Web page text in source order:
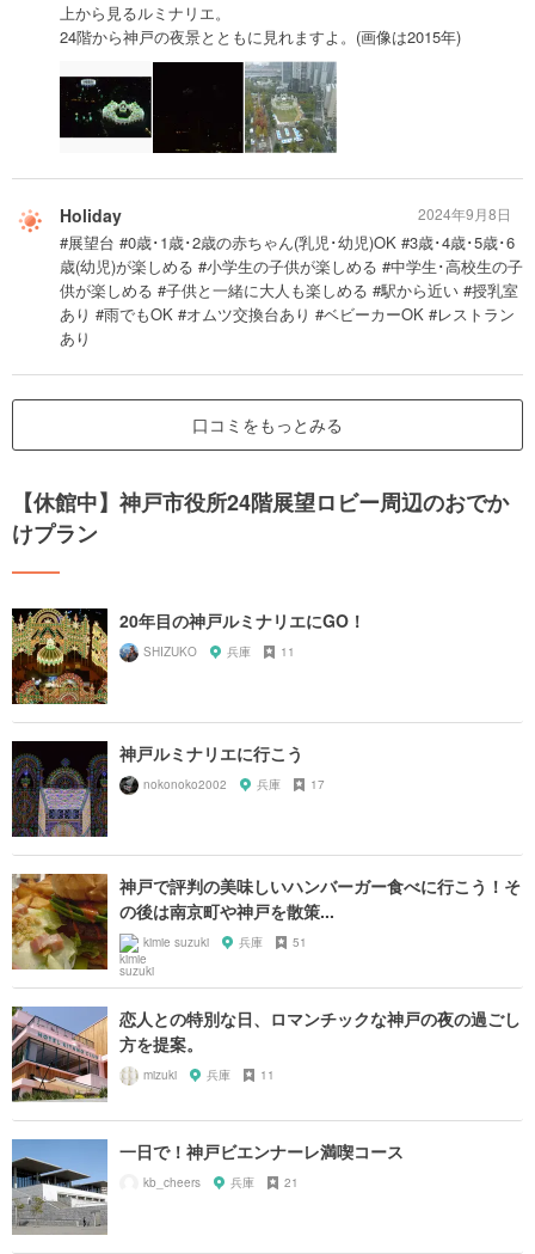
上から見るルミナリエ。
24階から神戸の夜景とともに見れますよ。(画像は2015年)
Holiday
#展望台 #0歳･1歳･2歳の赤ちゃん(乳児･幼児)OK #3歳･4歳･5歳･6
歳(幼児)が楽しめる #小学生の子供が楽しめる #中学生･高校生の子
供が楽しめる #子供と一緒に大人も楽しめる #駅から近い #授乳室
あり #雨でもOK #オムツ交換台あり #ベビーカーOK #レストラン
あり
2024年9月8日
口コミをもっとみる
【休館中】神戸市役所24階展望ロビー周辺のおでか
けプラン
20年目の神戸ルミナリエにGO！
SHIZUKO 兵庫 11
神戸ルミナリエに行こう
nokonoko2002 兵庫 17
神戸で評判の美味しいハンバーガー食べに行こう！そ
の後は南京町や神戸を散策...
kimie suzuki 兵庫 51
恋人との特別な日、ロマンチックな神戸の夜の過ごし
方を提案。
mizuki 兵庫 11
一日で！神戸ビエンナーレ満喫コース
kb_cheers 兵庫 21